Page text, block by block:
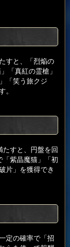
すと、「烈焔の
「真紅の霊槍」
「笑う旅クジ
。
すと、円盤を回
紫晶魔猫」「初
片」を獲得でき
定の確率で「招